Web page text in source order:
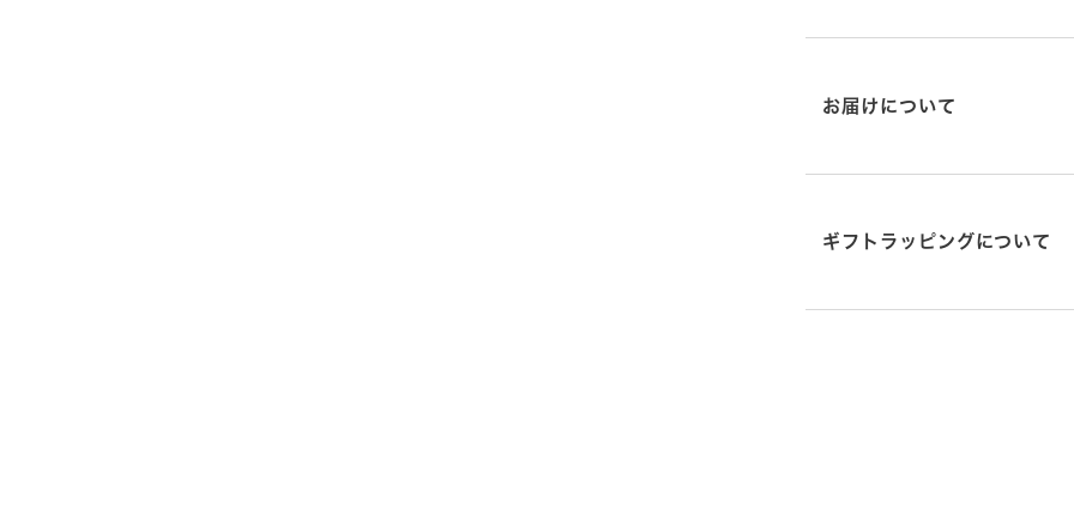
お届けについて
ギフトラッピングについて